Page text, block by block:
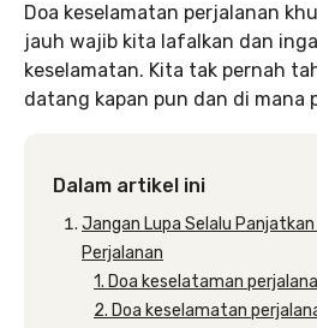
Doa keselamatan perjalanan
jauh wajib kita lafalkan dan
keselamatan. Kita tak pernah
datang kapan pun dan di mana
Dalam artikel ini
Jangan Lupa Selalu
Perjalanan
1. Doa keselataman
2. Doa keselamatan